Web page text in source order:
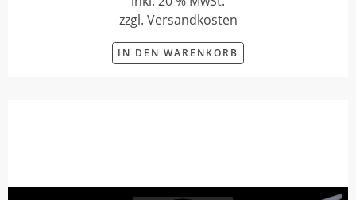
zzgl. Versandkosten
IN DEN WARENKORB